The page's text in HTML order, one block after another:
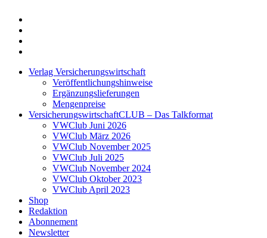
Verlag Versicherungswirtschaft
Veröffentlichungshinweise
Ergänzungslieferungen
Mengenpreise
VersicherungswirtschaftCLUB – Das Talkformat
VWClub Juni 2026
VWClub März 2026
VWClub November 2025
VWClub Juli 2025
VWClub November 2024
VWClub Oktober 2023
VWClub April 2023
Shop
Redaktion
Abonnement
Newsletter